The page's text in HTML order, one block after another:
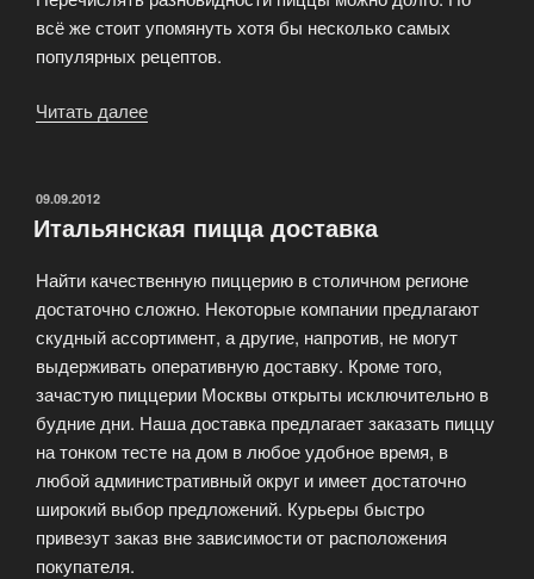
всё же стоит упомянуть хотя бы несколько самых
популярных рецептов.
Читать далее
ОПУБЛИКОВАНО
09.09.2012
Итальянская пицца доставка
Найти качественную пиццерию в столичном регионе
достаточно сложно. Некоторые компании предлагают
скудный ассортимент, а другие, напротив, не могут
выдерживать оперативную доставку. Кроме того,
зачастую пиццерии Москвы открыты исключительно в
будние дни. Наша доставка предлагает заказать пиццу
на тонком тесте на дом в любое удобное время, в
любой административный округ и имеет достаточно
широкий выбор предложений. Курьеры быстро
привезут заказ вне зависимости от расположения
покупателя.